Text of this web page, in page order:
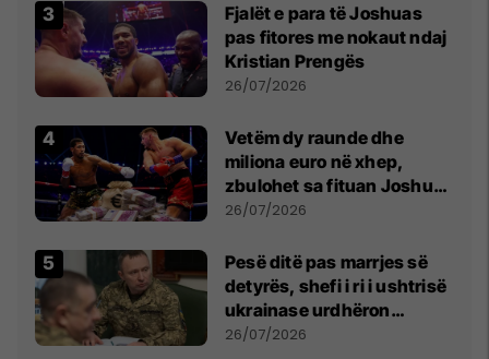
Fjalët e para të Joshuas
pas fitores me nokaut ndaj
Kristian Prengës
26/07/2026
Vetëm dy raunde dhe
miliona euro në xhep,
zbulohet sa fituan Joshua
e Prenga
26/07/2026
Pesë ditë pas marrjes së
detyrës, shefi i ri i ushtrisë
ukrainase urdhëron
kontroll të madh
26/07/2026